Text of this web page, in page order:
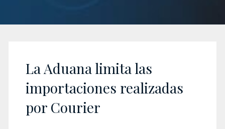
La Aduana limita las
importaciones realizadas
por Courier